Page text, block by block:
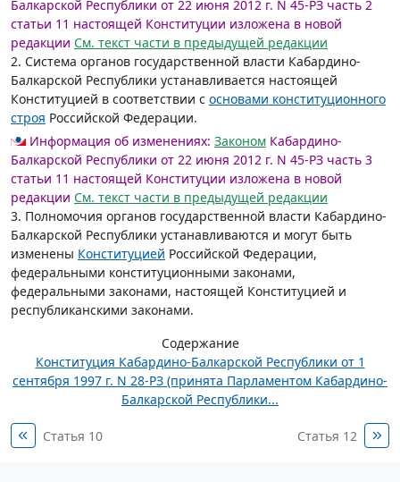
Балкарской Республики от 22 июня 2012 г. N 45-РЗ часть 2
статьи 11 настоящей Конституции изложена в новой
редакции См. текст части в предыдущей редакции
2. Система органов государственной власти Кабардино-
Балкарской Республики устанавливается настоящей
Конституцией в соответствии с основами конституционного
строя Российской Федерации.
Информация об изменениях: Законом Кабардино-
Балкарской Республики от 22 июня 2012 г. N 45-РЗ часть 3
статьи 11 настоящей Конституции изложена в новой
редакции См. текст части в предыдущей редакции
3. Полномочия органов государственной власти Кабардино-
Балкарской Республики устанавливаются и могут быть
изменены Конституцией Российской Федерации,
федеральными конституционными законами,
федеральными законами, настоящей Конституцией и
республиканскими законами.
Содержание
Конституция Кабардино-Балкарской Республики от 1
сентября 1997 г. N 28-РЗ (принята Парламентом Кабардино-
Балкарской Республики...
Статья 10 Статья 12